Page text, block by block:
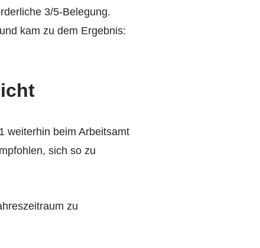
3/5-Belegung.
kam zu dem Ergebnis:
weiterhin beim Arbeitsamt
sich so zu
zu